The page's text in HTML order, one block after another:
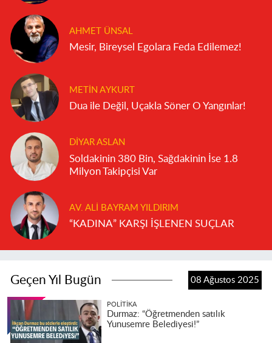
AHMET ÜNSAL
Mesir, Bireysel Egolara Feda Edilemez!
METIN AYKURT
Dua ile Değil, Uçakla Söner O Yangınlar!
DIYAR ASLAN
Soldakinin 380 Bin, Sağdakinin İse 1.8
Milyon Takipçisi Var
AV. ALI BAYRAM YILDIRIM
“KADINA” KARŞI İŞLENEN SUÇLAR
Geçen Yıl Bugün 08 Ağustos 2025
POLITIKA
Durmaz: “Öğretmenden satılık
Yunusemre Belediyesi!”